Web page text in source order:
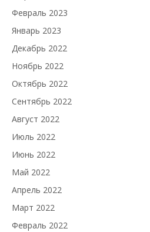
Февраль 2023
Январь 2023
Декабрь 2022
Ноябрь 2022
Октябрь 2022
Сентябрь 2022
Август 2022
Июль 2022
Июнь 2022
Май 2022
Апрель 2022
Март 2022
Февраль 2022